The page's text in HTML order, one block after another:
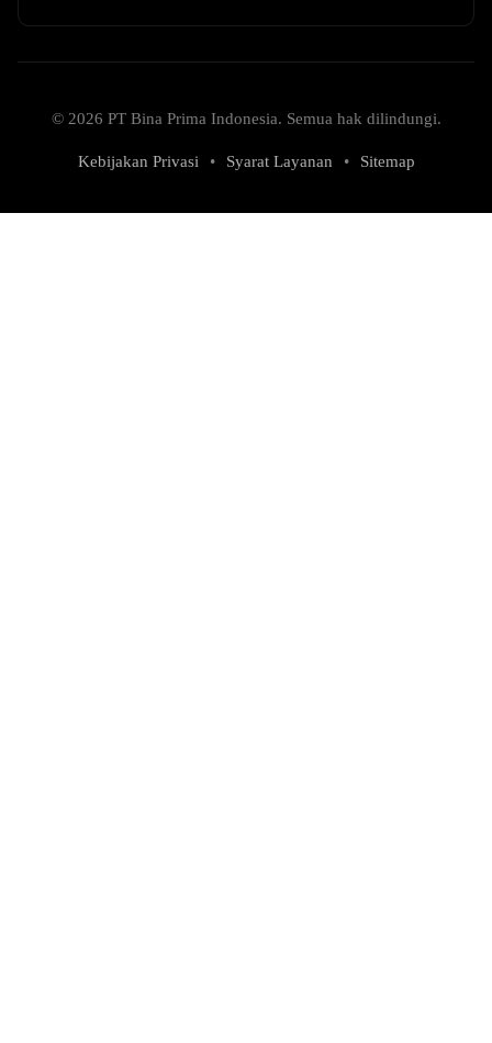
© 2026 PT Bina Prima Indonesia. Semua hak dilindungi.
Kebijakan Privasi • Syarat Layanan • Sitemap